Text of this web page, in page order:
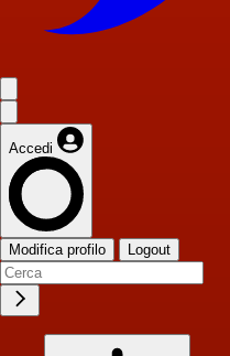
Accedi
Modifica profilo Logout